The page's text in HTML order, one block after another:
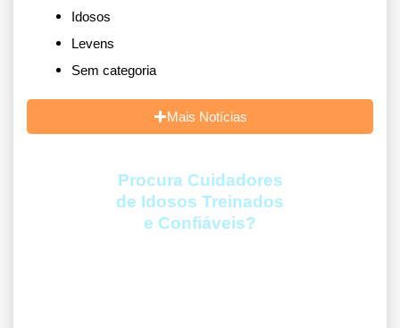
Idosos
Levens
Sem categoria
Mais Notícias
Procura Cuidadores
de Idosos Treinados
e Confiáveis?